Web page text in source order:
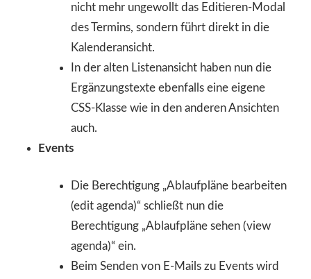
nicht mehr ungewollt das Editieren-Modal
des Termins, sondern führt direkt in die
Kalenderansicht.
In der alten Listenansicht haben nun die
Ergänzungstexte ebenfalls eine eigene
CSS-Klasse wie in den anderen Ansichten
auch.
Events
Die Berechtigung „Ablaufpläne bearbeiten
(edit agenda)“ schließt nun die
Berechtigung „Ablaufpläne sehen (view
agenda)“ ein.
Beim Senden von E-Mails zu Events wird